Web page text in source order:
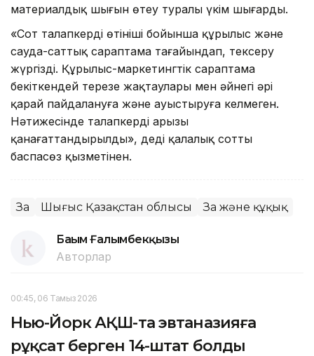
материалдық шығын өтеу туралы үкім шығарды.
«Сот талапкердің өтініші бойынша құрылыс және
сауда-саттық сараптама тағайындап, тексеру
жүргізді. Құрылыс-маркетингтік сараптама
бекіткендей терезе жақтаулары мен әйнегі әрі
қарай пайдалануға және ауыстыруға келмеген.
Нәтижесінде талапкердің арызы
қанағаттандырылды», деді қалалық соттың
баспасөз қызметінен.
Заң Шығыс Қазақстан облысы Заң және құқық
Бағым Ғалымбекқызы
Авторлар
00:45, 06 Тамыз 2026
Нью-Йорк АҚШ-та эвтаназияға
рұқсат берген 14-штат болды